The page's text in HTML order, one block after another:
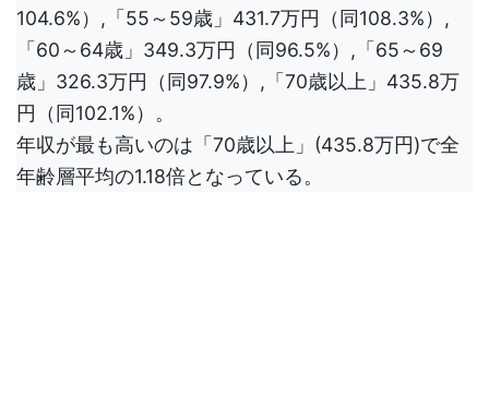
104.6%）,「55～59歳」431.7万円（同108.3%）,
「60～64歳」349.3万円（同96.5%）,「65～69
歳」326.3万円（同97.9%）,「70歳以上」435.8万
円（同102.1%）。
年収が最も高いのは「70歳以上」(435.8万円)で全
年齢層平均の1.18倍となっている。